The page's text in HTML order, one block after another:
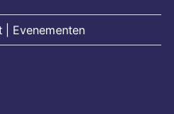
| Evenementen